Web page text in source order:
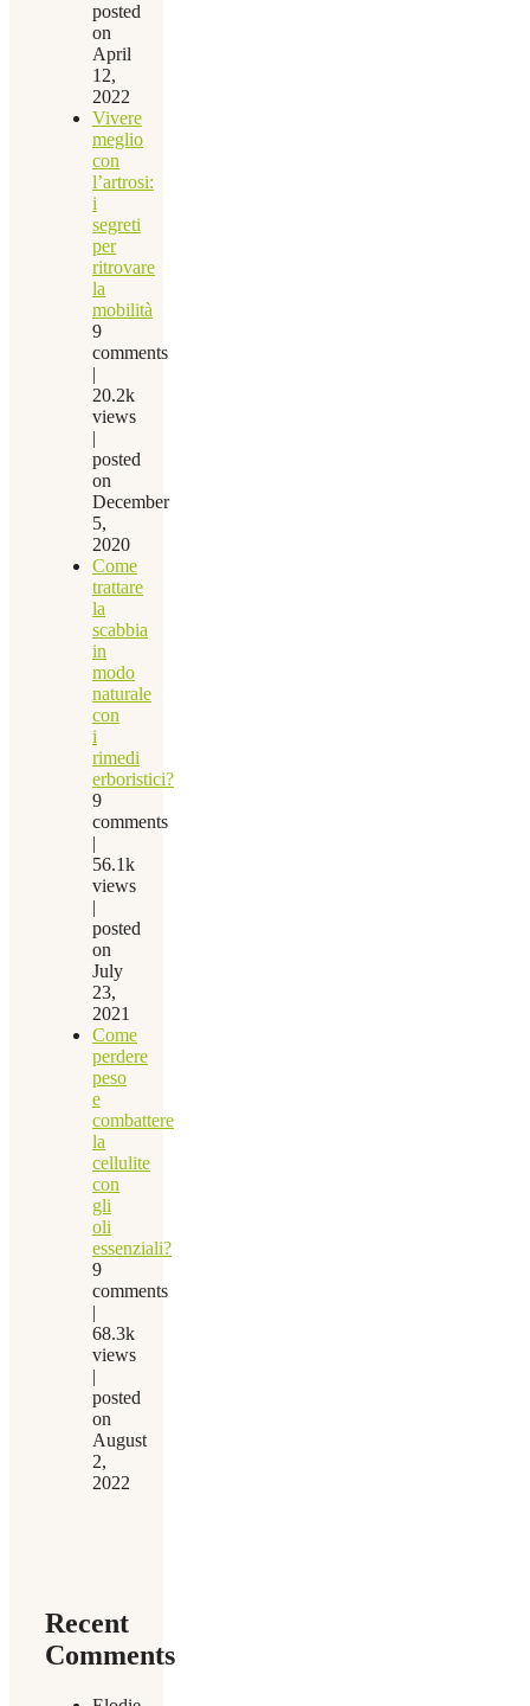
posted
on
April
12,
2022
Vivere
meglio
con
l’artrosi:
i
segreti
per
ritrovare
la
mobilità
9
comments
20.2k
views
posted
on
December
5,
2020
Come
trattare
la
scabbia
in
modo
naturale
con
i
rimedi
erboristici?
9
comments
56.1k
views
posted
on
July
23,
2021
Come
perdere
peso
e
combattere
la
cellulite
con
gli
oli
essenziali?
9
comments
68.3k
views
posted
on
August
2,
2022
Recent
Comments